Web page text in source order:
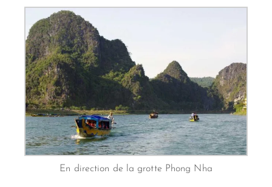
En direction de la grotte Phong Nha